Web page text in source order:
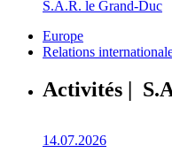
S.A.R. le Grand-Duc
Europe
Relations
Activités |
14.07.2026